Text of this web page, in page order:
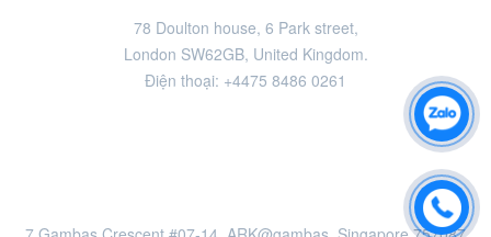
78 Doulton house, 6 Park street,
London SW62GB, United Kingdom.
Điện thoại: +4475 8486 0261